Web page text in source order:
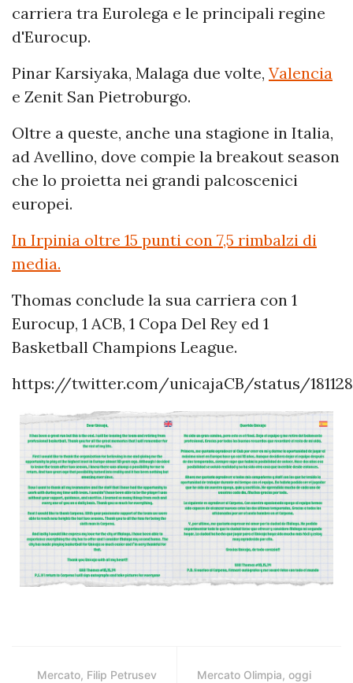
carriera tra Eurolega e le principali regine
d'Eurocup.
Pinar Karsiyaka, Malaga due volte, Valencia
e Zenit San Pietroburgo.
Oltre a queste, anche una stagione in Italia,
ad Avellino, dove compie la breakout season
che lo proietta nei grandi palcoscenici
europei.
In Irpinia oltre 15 punti con 7,5 rimbalzi di
media.
Thomas conclude la sua carriera con 1
Eurocup, 1 ACB, 1 Copa Del Rey ed 1
Basketball Champions League.
https://twitter.com/unicajaCB/status/
Mercato, Filip Petrusev Mercato Olimpia, oggi